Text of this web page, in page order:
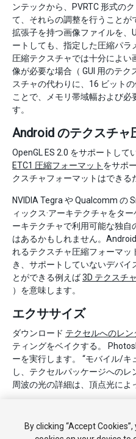
ンテックから、PVRTC 形式の
て、それらの調整を行うことが
拡張子を持つ画像ファイルを、
ートしても、指定した圧縮パラ
圧縮テクスチャでは十分によ
像が必要な場合（ GUI 用のテ
スチャの代わりに、16 ビット
ことで、メモリ帯域幅および必
す。
Android のテクスチャ
OpenGL ES 2.0 をサポートし
ETC1 圧縮フォーマット をサポ
クスチャフォーマットはできる
NVIDIA Tegra や Qualcomm の
ィックス·アーキテクチャをタ
ーキテクチャで利用可能な独
はあるかもしれません。
れるテクスチャ圧縮フォーマ
き、サポートしていないデバイ
とができる例えば3D テクスチャ
）を意味します。
エクササイズ
ダウンロード テクセルへのレン
ティングをベイクする。
ーを実行します。 “モバイル/
し、テクセルパッケージへの
周波の光の詳細は、頂点光によ
By clicking “Accept